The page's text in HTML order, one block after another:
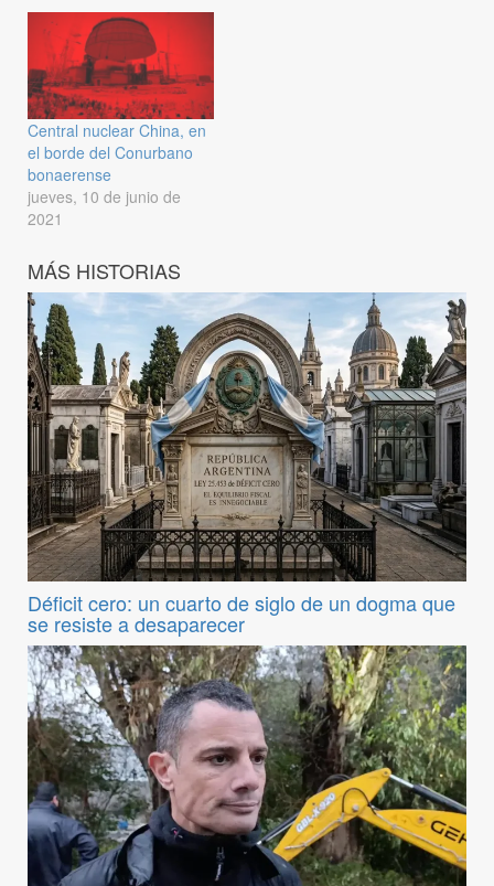
Central nuclear China, en
el borde del Conurbano
bonaerense
jueves, 10 de junio de
2021
MÁS HISTORIAS
Déficit cero: un cuarto de siglo de un dogma que
se resiste a desaparecer